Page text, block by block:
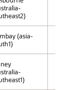
(asia-